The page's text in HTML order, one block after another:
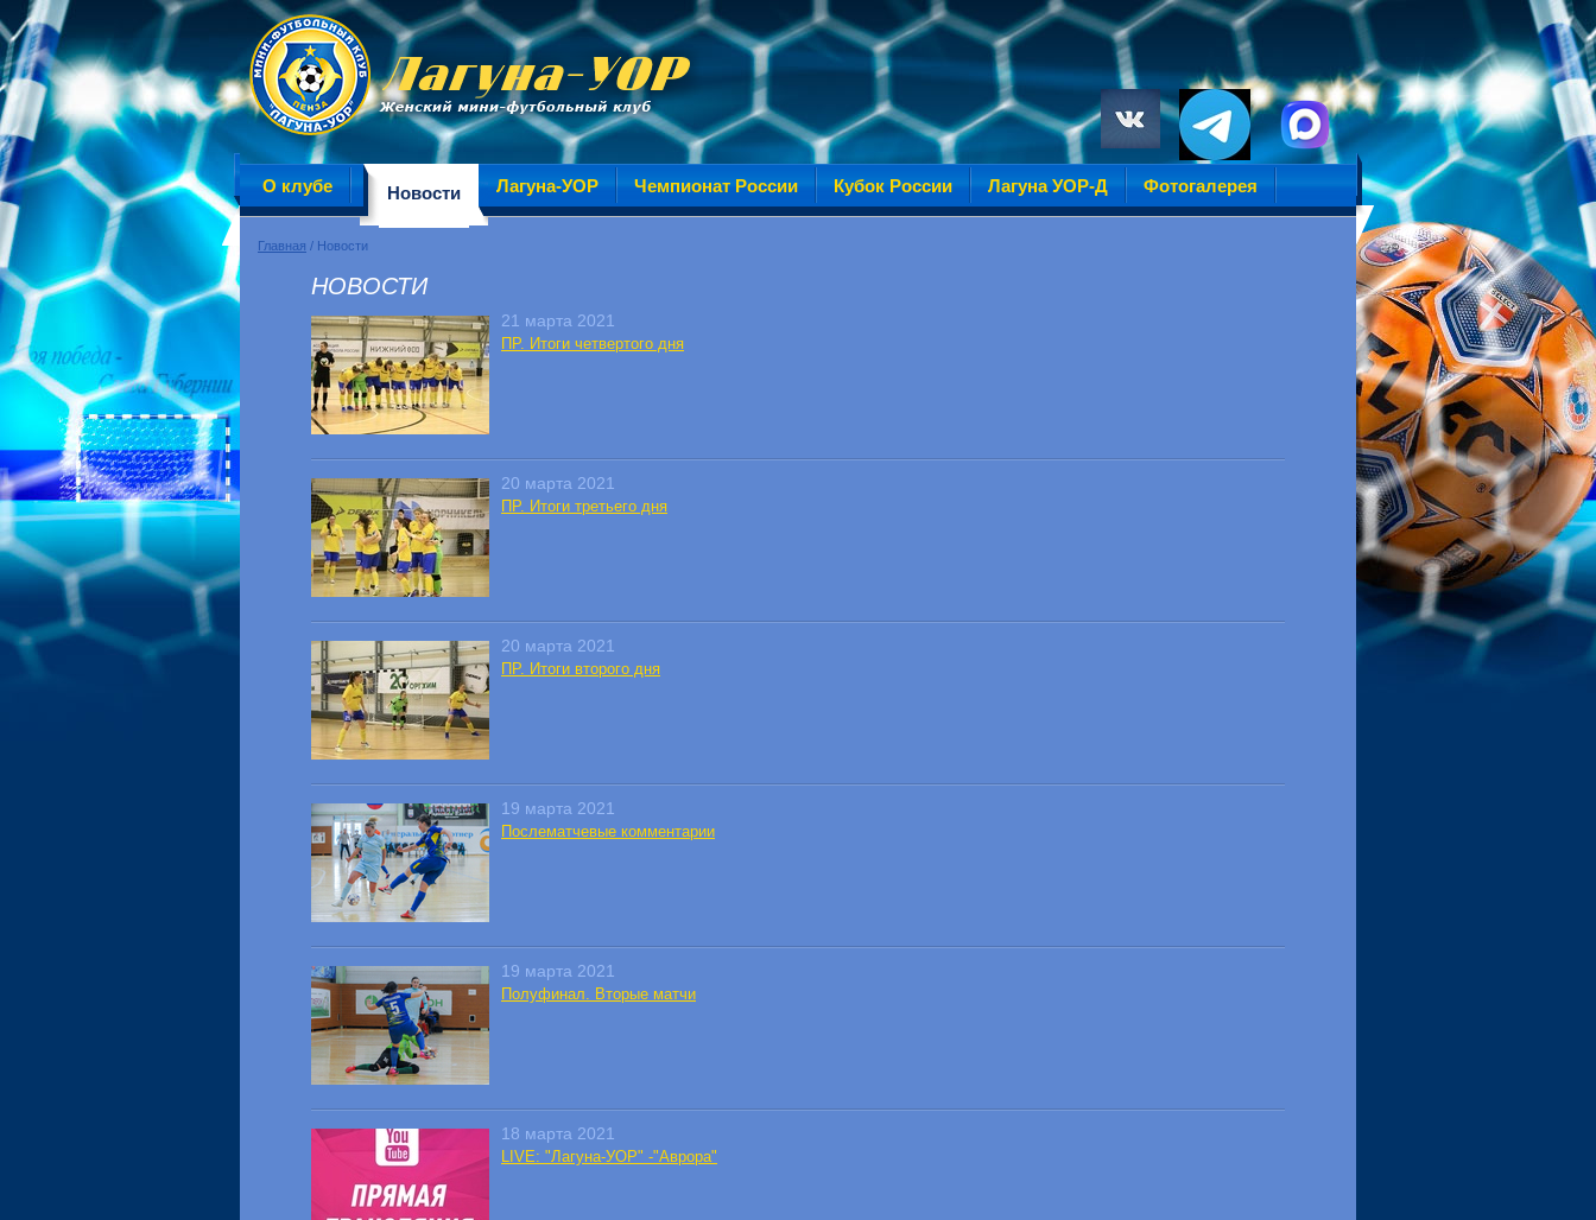
О клубе Новости Лагуна-УОР Чемпионат России Кубок России Лагуна УОР-Д Фотогалерея
Главная / Новости
НОВОСТИ
21 марта 2021
ПР. Итоги четвертого дня
20 марта 2021
ПР. Итоги третьего дня
20 марта 2021
ПР. Итоги второго дня
19 марта 2021
Послематчевые комментарии
19 марта 2021
Полуфинал. Вторые матчи
18 марта 2021
LIVE: "Лагуна-УОР" -"Аврора"